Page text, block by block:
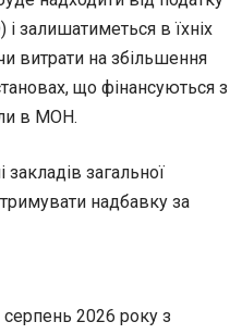
залишатиметься в їхніх
витрати на збільшення
що фінансуються з
в МОН.
закладів загальної
надбавку за
серпень 2026 року з